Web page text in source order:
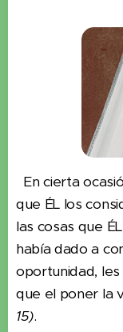
En cierta
que ÉL los
las cosas que
había dado a
oportunidad,
que el poner la
15).